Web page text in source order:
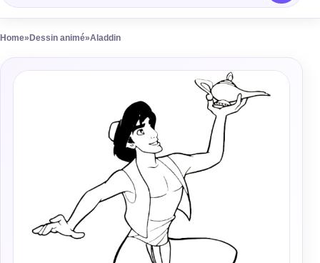
Home» Dessin animé»Aladdin